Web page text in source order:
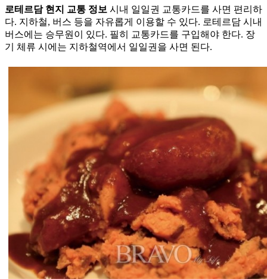
로테르담 현지 교통 정보 시내 일일권 교통카드를 사면 편리하
다. 지하철, 버스 등을 자유롭게 이용할 수 있다. 로테르담 시내
버스에는 승무원이 있다. 필히 교통카드를 구입해야 한다. 장
기 체류 시에는 지하철역에서 일일권을 사면 된다.